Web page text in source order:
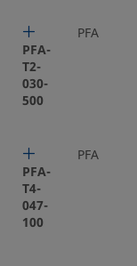
PFA-
T2-
030-
500
PFA
PFA-
T4-
047-
100
PFA